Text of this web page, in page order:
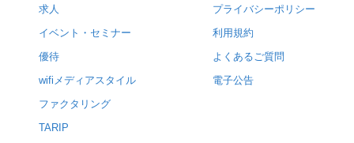
求人
イベント・セミナー
優待
wifiメディアスタイル
ファクタリング
TARIP
プライバシーポリシー
利用規約
よくあるご質問
電子公告